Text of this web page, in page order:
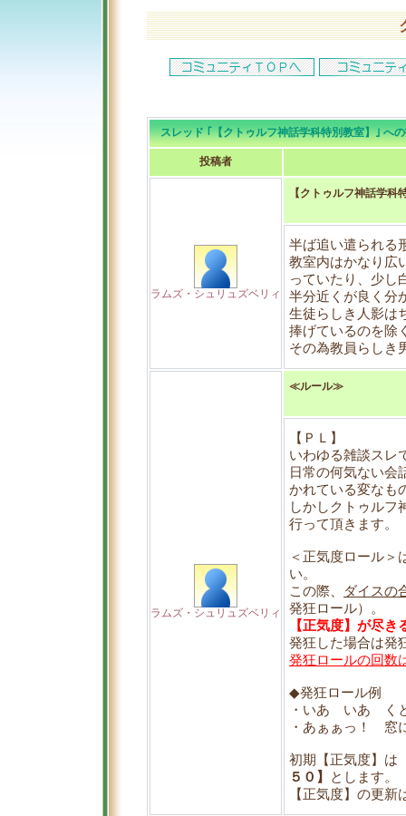
スレッド ｢【クトゥルフ神話学科特別教室】｣ へ
投稿者
ラムズ・シュリュズベリィ
【クトゥルフ神話学科
半ば追い遣られる
教室内はかなり広
っていたり、少し
半分近くが良く分
生徒らしき人影は
捧げているのを除
その為教員らしき
ラムズ・シュリュズベリィ
≪ルール≫
【ＰＬ】
いわゆる雑談スレ
日常の何気ない会
かれている変なも
しかしクトゥルフ
行って頂きます。
＜正気度ロール＞
い。
この際、
ダイスの
発狂ロール）。
【正気度】が尽き
発狂した場合は発
発狂ロールの回数
◆発狂ロール例
・いあ いあ く
・あぁぁっ！ 窓
初期【正気度】は
５０】
とします。
【正気度】の更